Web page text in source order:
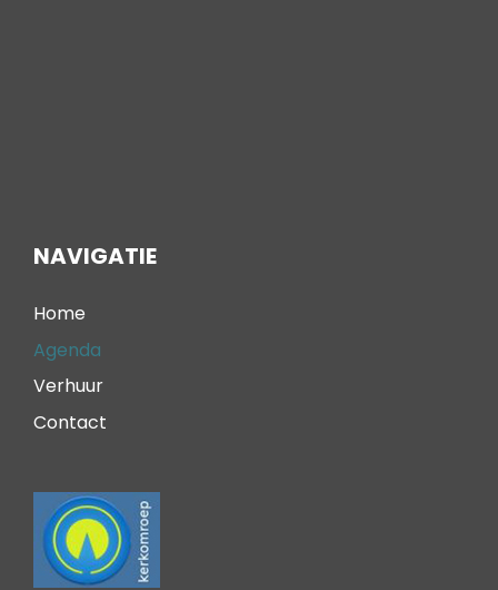
NAVIGATIE
Home
Agenda
Verhuur
Contact